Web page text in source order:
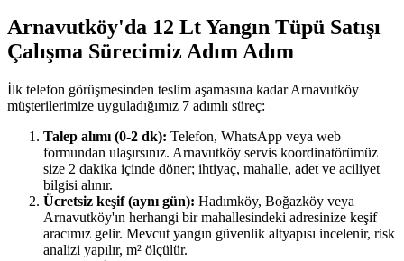
Arnavutköy'da 12 Lt Yangın Tüpü Satışı
Çalışma Sürecimiz Adım Adım
İlk telefon görüşmesinden teslim aşamasına kadar Arnavutköy
müşterilerimize uyguladığımız 7 adımlı süreç:
Talep alımı (0-2 dk): Telefon, WhatsApp veya web
formundan ulaşırsınız. Arnavutköy servis koordinatörümüz
size 2 dakika içinde döner; ihtiyaç, mahalle, adet ve aciliyet
bilgisi alınır.
Ücretsiz keşif (aynı gün): Hadımköy, Boğazköy veya
Arnavutköy'ın herhangi bir mahallesindeki adresinize keşif
aracımız gelir. Mevcut yangın güvenlik altyapısı incelenir, risk
analizi yapılır, m² ölçülür.